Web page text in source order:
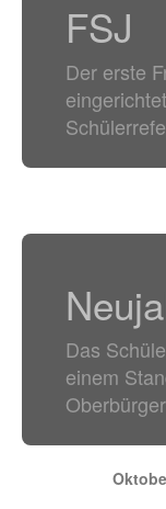
FSJ
Der erste
Das
einem